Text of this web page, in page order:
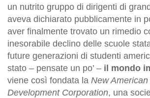
un nutrito gruppo di dirigenti di
aveva dichiarato pubblicamente in
aver finalmente trovato un rimedio
inesorabile declino delle scuole
future generazioni di studenti
stato – pensate un po’ – il mondo
viene così fondata la New
Development Corporation, una